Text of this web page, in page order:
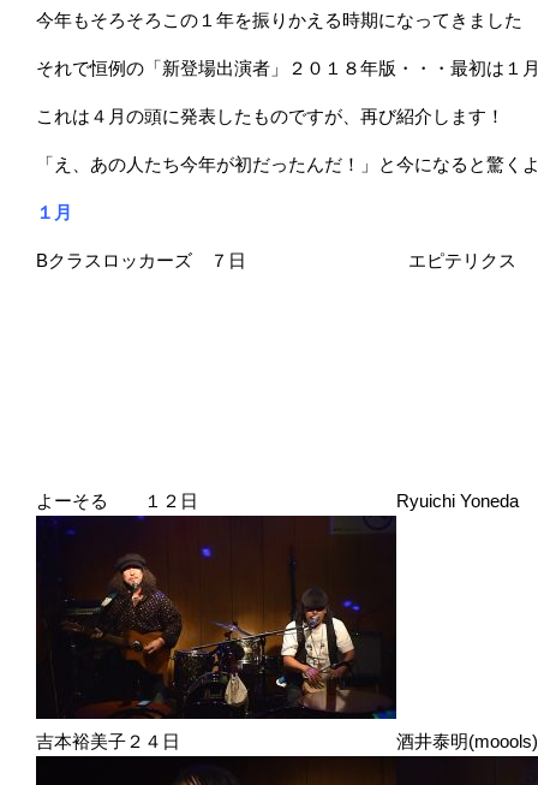
今年もそろそろこの１年を振りかえる時期になってきました
それで恒例の「新登場出演者」２０１８年版・・・最初は１
これは４月の頭に発表したものですが、再び紹介します！
「え、あの人たち今年が初だったんだ！」と今になると驚く
１月
Bクラスロッカーズ ７日 エピテリクス
よーそる １２日 Ryuichi Yoneda
吉本裕美子２４日 酒井泰明(moools)